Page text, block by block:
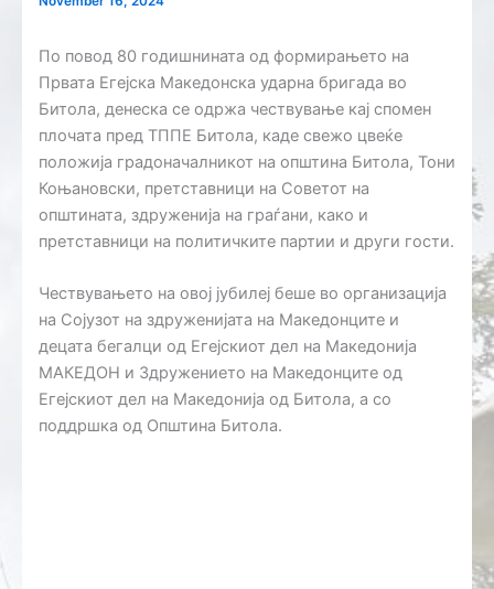
По повод 80 годишнината од формирањето на
Првата Егејска Македонска ударна бригада во
Битола, денеска се одржа чествување кај спомен
плочата пред ТППЕ Битола, каде свежо цвеќе
положија градоначалникот на општина Битола, Тони
Коњановски, претставници на Советот на
општината, здруженија на граѓани, како и
претставници на политичките партии и други гости.
Чествувањето на овој јубилеј беше во организација
на Сојузот на здруженијата на Македонците и
децата бегалци од Егејскиот дел на Македонија
МАКЕДОН и Здружението на Македонците од
Егејскиот дел на Македонија од Битола, а со
поддршка од Општина Битола.